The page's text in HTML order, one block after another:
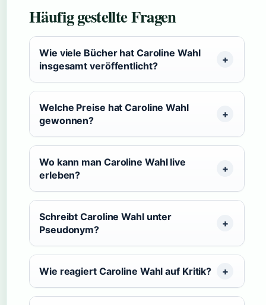
Häufig gestellte Fragen
Wie viele Bücher hat Caroline Wahl
insgesamt veröffentlicht?
Welche Preise hat Caroline Wahl
gewonnen?
Wo kann man Caroline Wahl live
erleben?
Schreibt Caroline Wahl unter
Pseudonym?
Wie reagiert Caroline Wahl auf Kritik?